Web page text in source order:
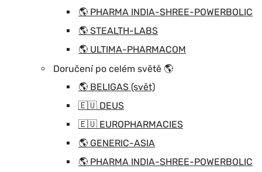
🌎 PHARMA INDIA-SHREE-POWERBOLIC
🌎 STEALTH-LABS
🌎 ULTIMA-PHARMACOM
Doručení po celém světě 🌎
🌎 BELIGAS (svět)
🇪🇺 DEUS
🇪🇺 EUROPHARMACIES
🌎 GENERIC-ASIA
🌎 PHARMA INDIA-SHREE-POWERBOLIC